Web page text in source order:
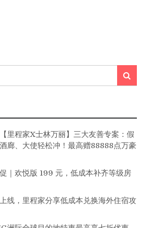
Search
里程家X士林万丽】三大友善专案：假
廊、大使轻松冲！最高赠88888点万豪
｜欢悦版 199 元，低成本补齐等级房
线，里程家分享低成本兑换海外住宿攻